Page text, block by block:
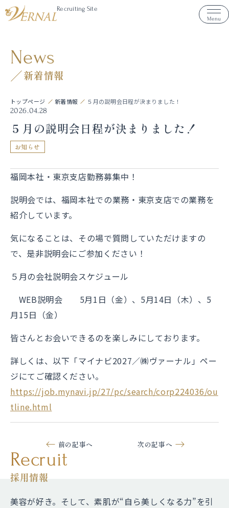
Recruiting Site
Menu
News
新着情報
トップページ 新着情報 ５月の説明会日程が決まりました！
2026.04.28
５月の説明会日程が決まりました！
お知らせ
福岡本社・東京支店勤務募集中！
説明会では、福岡本社での業務・東京支店での業務を
紹介しています。
気になることは、その場で質問していただけますの
で、是非説明会にご参加ください！
５月の会社説明会スケジュール
WEB説明会 5月1日（金）、5月14日（木）、5
月15日（金）
皆さんとお会いできるのを楽しみにしております。
詳しくは、以下「マイナビ2027／㈱ヴァーナル」ペー
ジにてご確認ください。
https://job.mynavi.jp/27/pc/search/corp224036/ou
tline.html
前の記事へ
新着情報一覧へ
次の記事へ
Recruit
採用情報
美容が好き。そして、素肌が“自ら美しくなる力”を引